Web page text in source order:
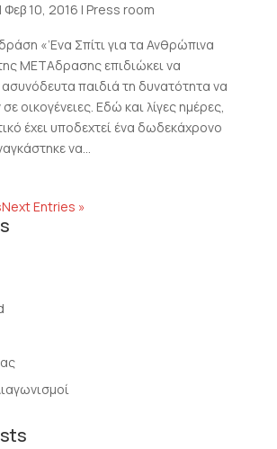
| Φεβ 10, 2016 | Press room
«’Ενα Σπίτι για τα Ανθρώπινα
ΜΕΤΑδρασης επιδιώκει να
παιδιά τη δυνατότητα να
οικογένειες. Εδώ και λίγες ημέρες,
έχει υποδεχτεί ένα δωδεκάχρονο
να...
Next Entries »